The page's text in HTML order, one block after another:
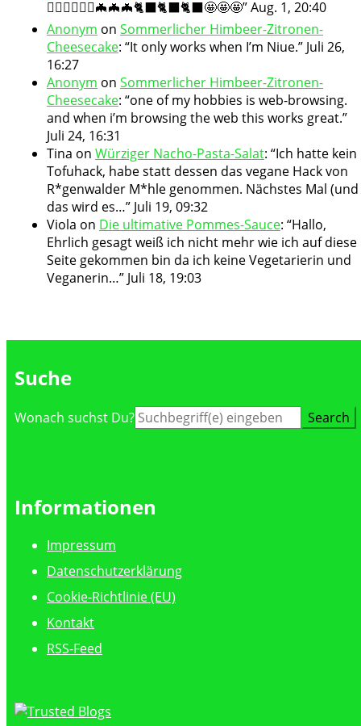
🧛🏻‍♀️🧛🏻‍♀️🦇🦇🦇🐈‍⬛🐈‍⬛🐈‍⬛🤩🤩🤩”Aug. 1, 20:40
Anonym on Sommerlicher Himbeer-Zitronen-
Cheesecake: “It only works when I’m Niue.” Juli 26,
16:27
Anonym on Sommerlicher Himbeer-Zitronen-
Cheesecake: “one of my hobbies is web-browsing.
and when i’m browsing the web this works great.”
Juli 24, 16:31
Tina on Würziger Nacho-Pasta-Salat: “Ich hatte kein
Tofuhack, habe statt dessen das vegane Hack von
R*genwalder M*hle genommen. Nächstes Mal (und
das wird es…” Juli 19, 09:32
Viola on Die ultimative Pommes-Sauce: “Hallo,
Ehrlich gesagt weiß ich nicht mehr wie ich auf diese
Seite gekommen bin da ich keine Vegetarierin und
Veganerin…” Juli 18, 19:03
Suche
Suche
Wonach suchst Du?
Informationen
Impressum
Datenschutzerklärung
Cookie-Richtlinie (EU)
Kontakt
RSS-Feed